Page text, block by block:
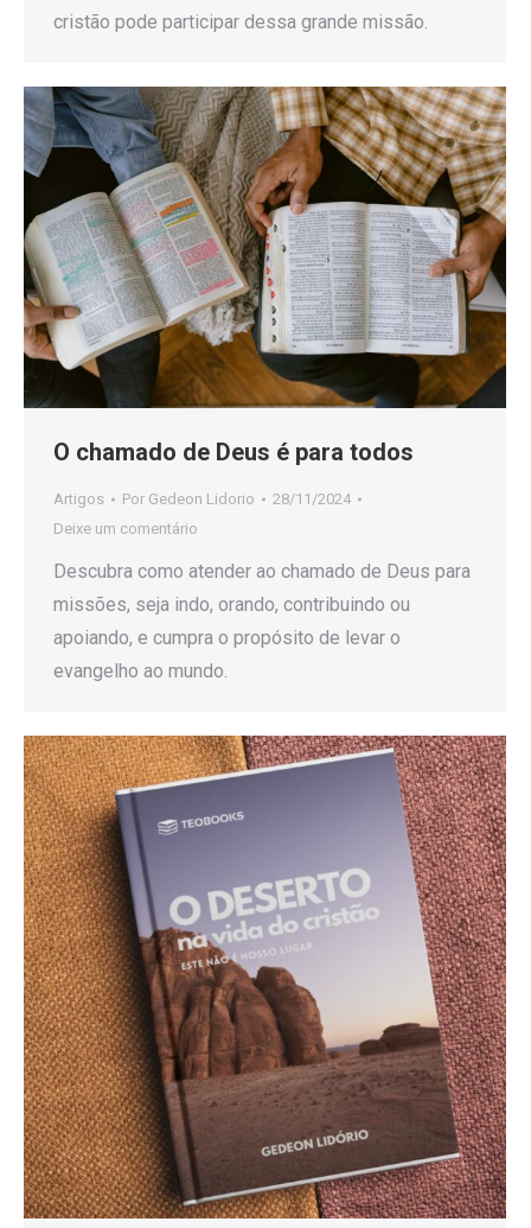
cristão pode participar dessa grande missão.
O chamado de Deus é para todos
Artigos Por Gedeon Lidorio
28/11/2024
Deixe um comentário
Descubra como atender ao chamado de Deus para
missões, seja indo, orando, contribuindo ou
apoiando, e cumpra o propósito de levar o
evangelho ao mundo.